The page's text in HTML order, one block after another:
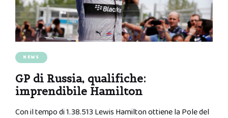
NEWS
GP di Russia, qualifiche:
imprendibile Hamilton
Con il tempo di 1.38.513 Lewis Hamilton ottiene la Pole del